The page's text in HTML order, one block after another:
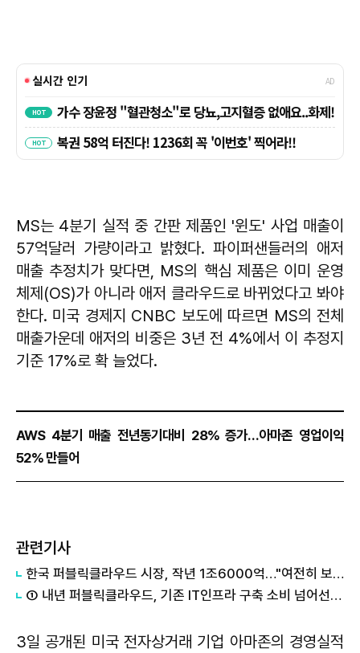
MS는 4분기 실적 중 간판 제품인 '윈도' 사업 매출이
57억달러 가량이라고 밝혔다. 파이퍼샌들러의 애저
매출 추정치가 맞다면, MS의 핵심 제품은 이미 운영
체제(OS)가 아니라 애저 클라우드로 바뀌었다고 봐야
한다. 미국 경제지 CNBC 보도에 따르면 MS의 전체
매출가운데 애저의 비중은 3년 전 4%에서 이 추정지
기준 17%로 확 늘었다.
AWS 4분기 매출 전년동기대비 28% 증가…아마존 영업이익
52% 만들어
관련기사
한국 퍼블릭클라우드 시장, 작년 1조6000억…"여전히 보수적"
① 내년 퍼블릭클라우드, 기존 IT인프라 구축 소비 넘어선다"
3일 공개된 미국 전자상거래 기업 아마존의 경영실적